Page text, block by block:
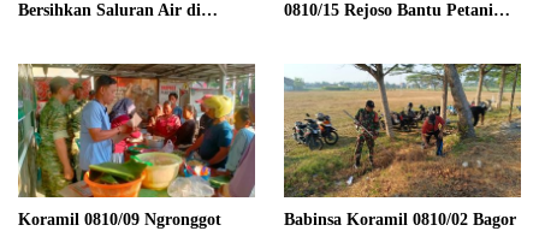
Bersihkan Saluran Air di
0810/15 Rejoso Bantu Petani
Koramil 0810/09 Ngronggot
Babinsa Koramil 0810/02 Bagor